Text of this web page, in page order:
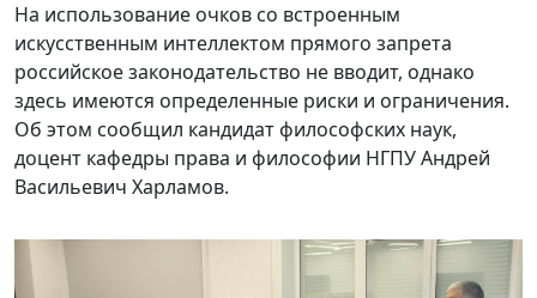
На использование очков со встроенным
искусственным интеллектом прямого запрета
российское законодательство не вводит, однако
здесь имеются определенные риски и ограничения.
Об этом сообщил кандидат философских наук,
доцент кафедры права и философии НГПУ Андрей
Васильевич Харламов.